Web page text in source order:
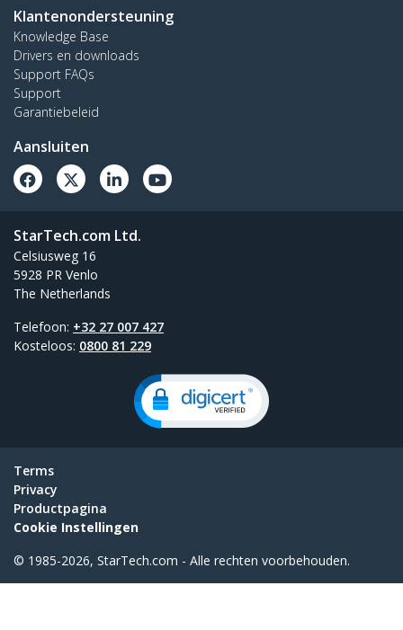
Klantenondersteuning
Knowledge Base
Drivers en downloads
Support FAQs
Support
Garantiebeleid
Aansluiten
StarTech.com Ltd.
Celsiusweg 16
5928 PR Venlo
The Netherlands
Telefoon: +32 27 007 427
Kosteloos: 0800 81 229
Terms
Privacy
Productpagina
Cookie Instellingen
© 1985-2026, StarTech.com - Alle rechten voorbehouden.